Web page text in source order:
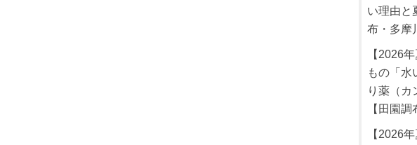
い理由と
布・多摩
【2026
もの「水
り薬（カ
【田園調
【2026